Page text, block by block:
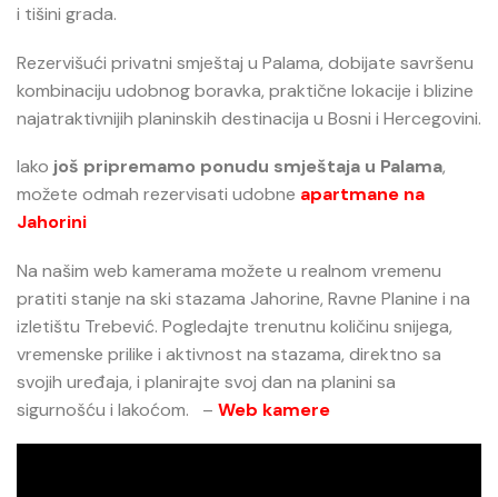
i tišini grada.
Rezervišući privatni smještaj u Palama, dobijate savršenu
kombinaciju udobnog boravka, praktične lokacije i blizine
najatraktivnijih planinskih destinacija u Bosni i Hercegovini.
Iako još pripremamo ponudu smještaja u Palama,
možete odmah rezervisati udobne apartmane na
Jahorini
Na našim web kamerama možete u realnom vremenu
pratiti stanje na ski stazama Jahorine, Ravne Planine i na
izletištu Trebević. Pogledajte trenutnu količinu snijega,
vremenske prilike i aktivnost na stazama, direktno sa
svojih uređaja, i planirajte svoj dan na planini sa
sigurnošću i lakoćom. – Web kamere